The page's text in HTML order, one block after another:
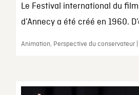
Le Festival international du film
d’Annecy a été créé en 1960.
Animation, Perspective du conservateur